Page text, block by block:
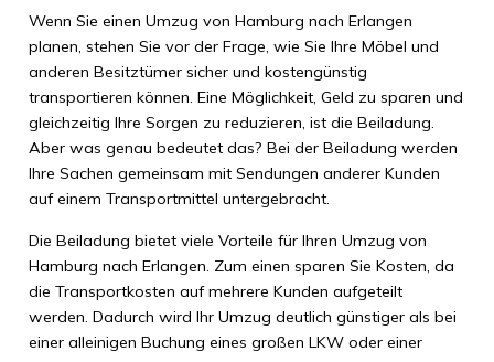
Wenn Sie einen Umzug von Hamburg nach Erlangen
planen, stehen Sie vor der Frage, wie Sie Ihre Möbel und
anderen Besitztümer sicher und kostengünstig
transportieren können. Eine Möglichkeit, Geld zu sparen und
gleichzeitig Ihre Sorgen zu reduzieren, ist die Beiladung.
Aber was genau bedeutet das? Bei der Beiladung werden
Ihre Sachen gemeinsam mit Sendungen anderer Kunden
auf einem Transportmittel untergebracht.
Die Beiladung bietet viele Vorteile für Ihren Umzug von
Hamburg nach Erlangen. Zum einen sparen Sie Kosten, da
die Transportkosten auf mehrere Kunden aufgeteilt
werden. Dadurch wird Ihr Umzug deutlich günstiger als bei
einer alleinigen Buchung eines großen LKW oder einer